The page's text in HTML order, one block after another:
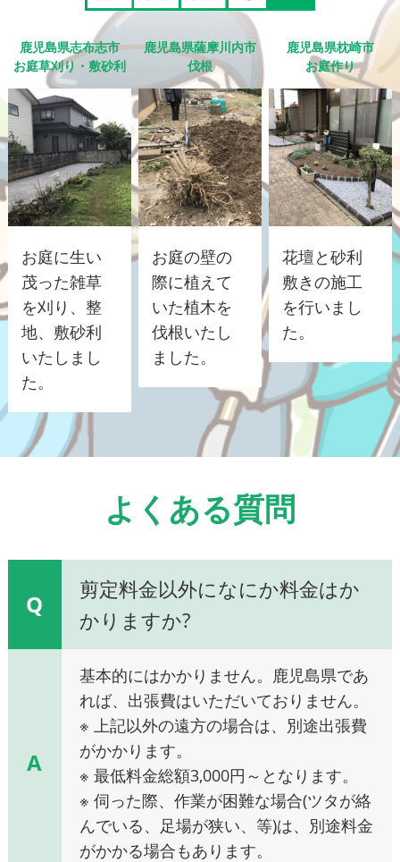
鹿児島県志布志市
お庭草刈り・敷砂利
お庭に生い
茂った雑草
を刈り、整
地、敷砂利
いたしまし
た。
鹿児島県薩摩川内市
伐根
お庭の壁の
際に植えて
いた植木を
伐根いたし
ました。
鹿児島県枕崎市
お庭作り
花壇と砂利
敷きの施工
を行いまし
た。
よくある質問
Q
剪定料金以外になにか料金はか
かりますか?
A
基本的にはかかりません。鹿児島県であ
れば、出張費はいただいておりません。
※ 上記以外の遠方の場合は、別途出張費
がかかります。
※ 最低料金総額3,000円～となります。
※ 伺った際、作業が困難な場合(ツタが絡
んでいる、足場が狭い、等)は、別途料金
がかかる場合もあります。